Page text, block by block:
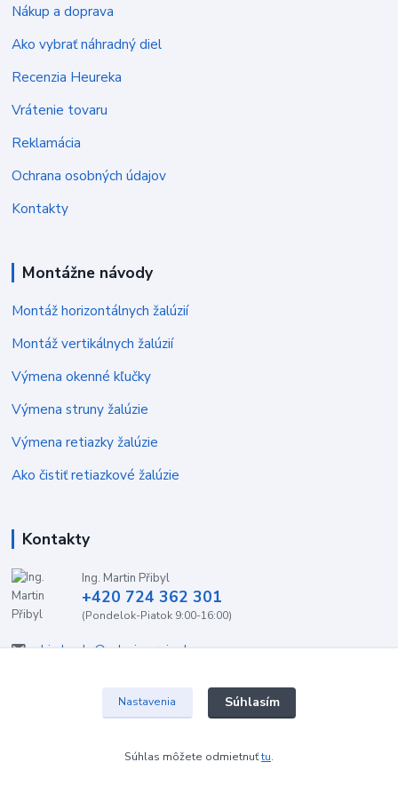
Nákup a doprava
Ako vybrať náhradný diel
Recenzia Heureka
Vrátenie tovaru
Reklamácia
Ochrana osobných údajov
Kontakty
Montážne návody
Montáž horizontálnych žalúzií
Montáž vertikálnych žalúzií
Výmena okenné kľučky
Výmena struny žalúzie
Výmena retiazky žalúzie
Ako čistiť retiazkové žalúzie
Kontakty
Ing. Martin Přibyl
+420 724 362 301
(Pondelok-Piatok 9:00-16:00)
objednavky@zaluzieservis.sk
2022 ŽalúzieServis.sk
Nastavenia Súhlasím
Súhlas môžete odmietnuťtu.